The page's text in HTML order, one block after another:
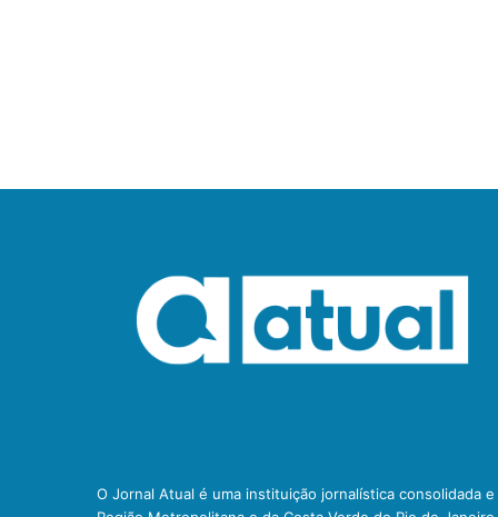
O Jornal Atual é uma instituição jornalística consolidada